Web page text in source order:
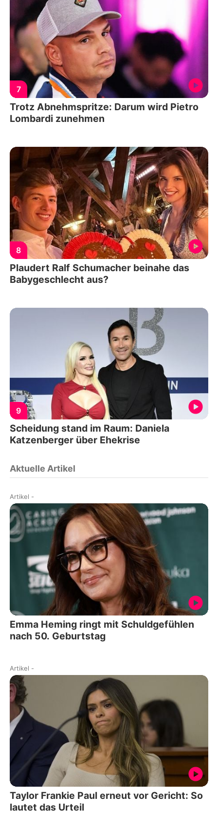
7
Trotz Abnehmspritze: Darum wird Pietro
Lombardi zunehmen
8
Plaudert Ralf Schumacher beinahe das
Babygeschlecht aus?
9
Scheidung stand im Raum: Daniela
Katzenberger über Ehekrise
Aktuelle Artikel
Artikel -
Emma Heming ringt mit Schuldgefühlen
nach 50. Geburtstag
Artikel -
Taylor Frankie Paul erneut vor Gericht: So
lautet das Urteil